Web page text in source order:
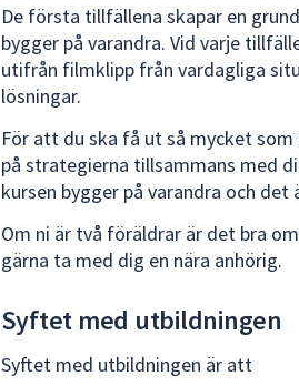
De första tillfällena skapar en
bygger på varandra. Vid varje
utifrån filmklipp från vardagliga
lösningar.
För att du ska få ut så mycket
på strategierna tillsammans med
kursen bygger på varandra och
Om ni är två föräldrar är det bra
gärna ta med dig en nära anhörig.
Syftet med utbildningen
Syftet med utbildningen är att